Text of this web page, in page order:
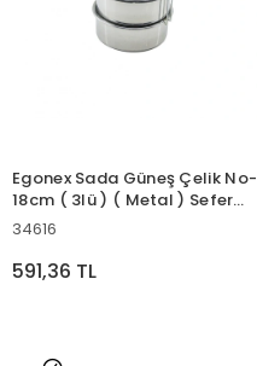
Egonex Sada Güneş Çelik No-
18cm ( 3lü ) ( Metal ) Sefer
Tası ( Derinlik : 6.5cm ) (
Kancalı )*20
34616
591,36 TL